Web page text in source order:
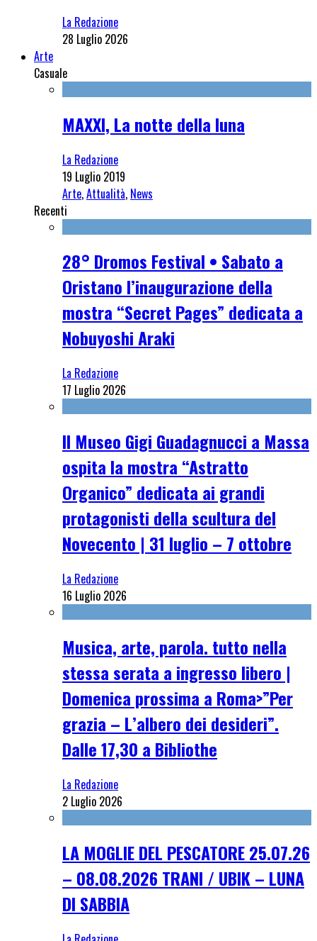
La Redazione
28 Luglio 2026
Arte
Casuale
MAXXI, La notte della luna
La Redazione
19 Luglio 2019
Arte,Attualità, News
Recenti
28° Dromos Festival • Sabato a
Oristano l’inaugurazione della
mostra “Secret Pages” dedicata a
Nobuyoshi Araki
La Redazione
17 Luglio 2026
Il Museo Gigi Guadagnucci a Massa
ospita la mostra “Astratto
Organico” dedicata ai grandi
protagonisti della scultura del
Novecento | 31 luglio – 7 ottobre
La Redazione
16 Luglio 2026
Musica, arte, parola. tutto nella
stessa serata a ingresso libero |
Domenica prossima a Roma>”Per
grazia – L’albero dei desideri”.
Dalle 17,30 a Bibliothe
La Redazione
2 Luglio 2026
LA MOGLIE DEL PESCATORE 25.07.26
– 08.08.2026 TRANI / UBIK – LUNA
DI SABBIA